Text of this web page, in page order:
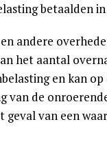
betaalden in
andere
het aantal
en kan
van de
geval van een